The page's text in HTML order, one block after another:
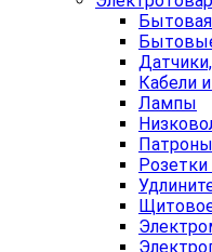
Кабели
Лампы
Патроны